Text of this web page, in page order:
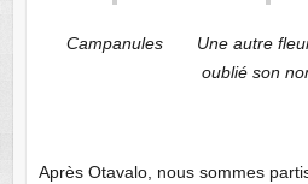
Campanules
Une autre
oublié son
Après Otavalo, nous sommes